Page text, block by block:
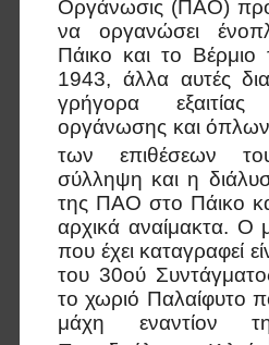
Οργάνωσις (ΠΑΟ)
να οργανώσει
Πάικο και το Βέρμιο
1943, άλλα αυτές
γρήγορα
οργάνωσης και
των επιθέσεων
σύλληψη και η
της ΠΑΟ στο Πάικο
αρχικά αναίμακτα. Ο
που έχει καταγραφεί
του 30ού
το χωριό Παλαίφυτο
μάχη εναντίον